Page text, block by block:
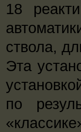
18
ствола,
Эта
по